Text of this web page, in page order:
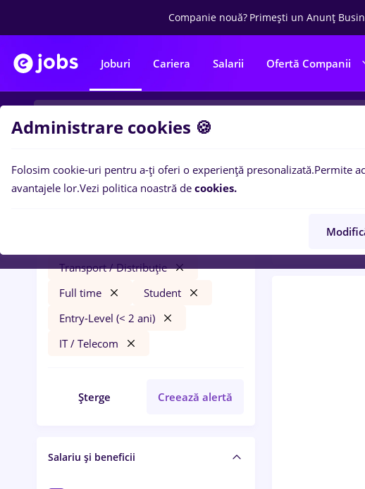
Companie nouă? Primești un Anunț
Joburi Cariera Salarii Ofertă Companii
Filtre
Transport / Distribuție
Full time
Student
Entry-Level (< 2 ani)
IT / Telecom
Șterge Creează alertă
Salariu și beneficii
0locuri de
Administrare cookies 🍪
Folosim cookie-uri pentru a-ți oferi o experiență presonalizată.Permite
avantajele lor.Vezi politica noastră de cookies.